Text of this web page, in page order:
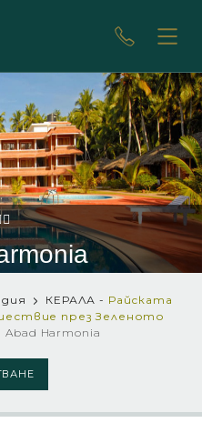
КЕРАЛА - Райската
през Зеленото
Abad Harmonia